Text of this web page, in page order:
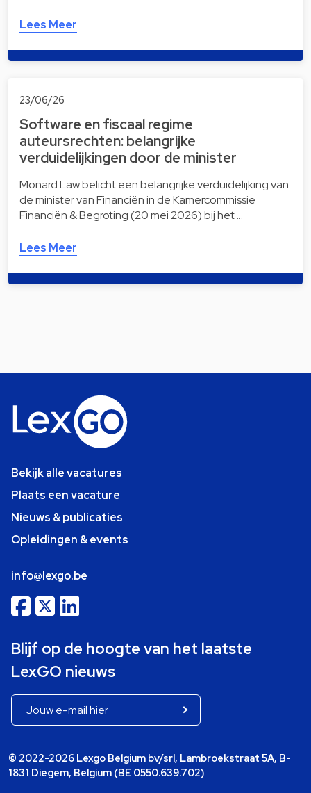
Lees Meer
23/06/26
Software en fiscaal regime
auteursrechten: belangrijke
verduidelijkingen door de minister
Monard Law belicht een belangrijke verduidelijking van
de minister van Financiën in de Kamercommissie
Financiën & Begroting (20 mei 2026) bij het …
Lees Meer
Bekijk alle vacatures
Plaats een vacature
Nieuws & publicaties
Opleidingen & events
info@lexgo.be
Blijf op de hoogte van het laatste
LexGO nieuws
© 2022-2026 Lexgo Belgium bv/srl, Lambroekstraat 5A, B-
1831 Diegem, Belgium (BE 0550.639.702)